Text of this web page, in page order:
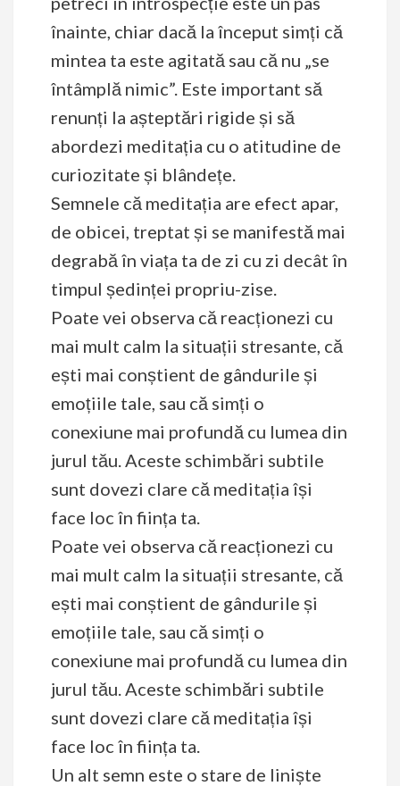
înainte, chiar dacă la început simți că
mintea ta este agitată sau că nu „se
întâmplă nimic”. Este important să
renunți la așteptări rigide și să
abordezi meditația cu o atitudine de
curiozitate și blândețe.
Semnele că meditația are efect apar,
de obicei, treptat și se manifestă mai
degrabă în viața ta de zi cu zi decât în
timpul ședinței propriu-zise.
Poate vei observa că reacționezi cu
mai mult calm la situații stresante, că
ești mai conștient de gândurile și
emoțiile tale, sau că simți o
conexiune mai profundă cu lumea din
jurul tău. Aceste schimbări subtile
sunt dovezi clare că meditația își
face loc în ființa ta.
Poate vei observa că reacționezi cu
mai mult calm la situații stresante, că
ești mai conștient de gândurile și
emoțiile tale, sau că simți o
conexiune mai profundă cu lumea din
jurul tău. Aceste schimbări subtile
sunt dovezi clare că meditația își
face loc în ființa ta.
Un alt semn este o stare de liniște